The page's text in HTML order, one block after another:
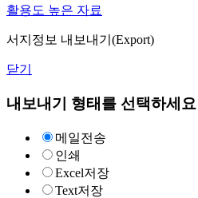
활용도 높은 자료
서지정보 내보내기(Export)
닫기
내보내기 형태를 선택하세요
메일전송
인쇄
Excel저장
Text저장